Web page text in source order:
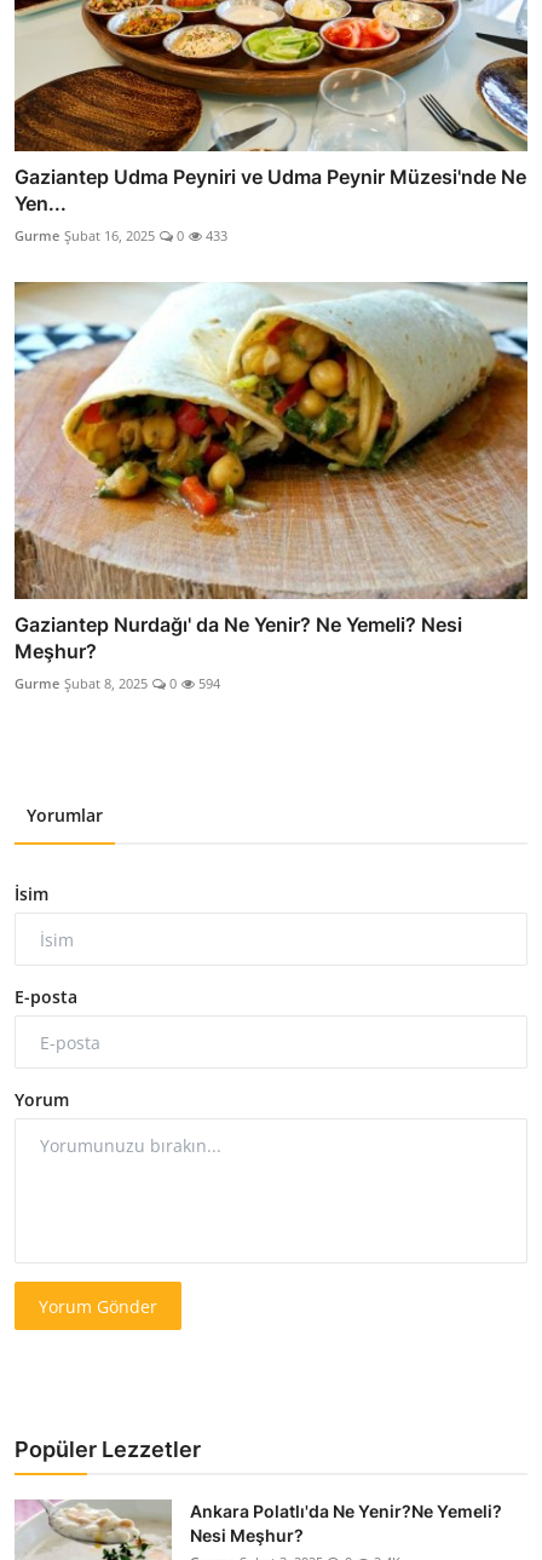
Gaziantep Udma Peyniri ve Udma Peynir Müzesi'nde Ne
Yen...
Gurme Şubat 16, 2025 0 433
Gaziantep Nurdağı' da Ne Yenir? Ne Yemeli? Nesi
Meşhur?
Gurme Şubat 8, 2025 0 594
Yorumlar
İsim
E-posta
Yorum
Yorum Gönder
Popüler Lezzetler
Ankara Polatlı'da Ne Yenir?Ne Yemeli?
Nesi Meşhur?